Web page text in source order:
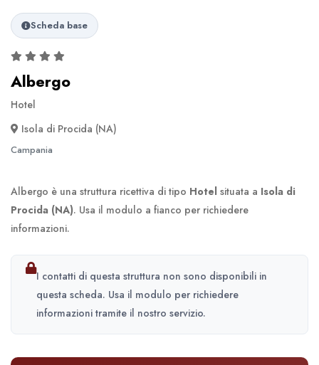
Scheda base
Albergo
Hotel
Isola di Procida (NA)
Campania
Albergo è una struttura ricettiva di tipo Hotel situata a Isola di
Procida (NA). Usa il modulo a fianco per richiedere
informazioni.
I contatti di questa struttura non sono disponibili in
questa scheda. Usa il modulo per richiedere
informazioni tramite il nostro servizio.